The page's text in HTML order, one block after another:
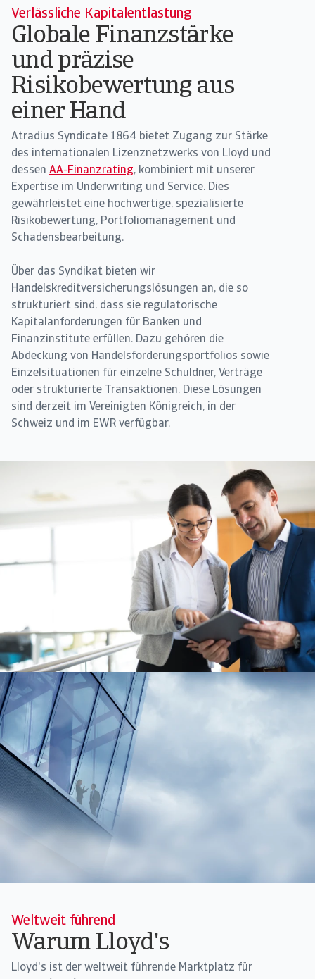
Verlässliche Kapitalentlastung
Globale Finanzstärke
und präzise
Risikobewertung aus
einer Hand
Atradius Syndicate 1864 bietet Zugang zur Stärke
des internationalen Lizenznetzwerks von Lloyd und
dessen AA-Finanzrating, kombiniert mit unserer
Expertise im Underwriting und Service. Dies
gewährleistet eine hochwertige, spezialisierte
Risikobewertung, Portfoliomanagement und
Schadensbearbeitung.
Über das Syndikat bieten wir
Handelskreditversicherungslösungen an, die so
strukturiert sind, dass sie regulatorische
Kapitalanforderungen für Banken und
Finanzinstitute erfüllen. Dazu gehören die
Abdeckung von Handelsforderungsportfolios sowie
Einzelsituationen für einzelne Schuldner, Verträge
oder strukturierte Transaktionen. Diese Lösungen
sind derzeit im Vereinigten Königreich, in der
Schweiz und im EWR verfügbar.
Weltweit führend
Warum Lloyd's
Lloyd's ist der weltweit führende Marktplatz für